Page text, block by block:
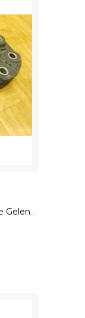
Hardyscheibe Gelenk Längswelle Gelenkscheibe BMW SGF 1229360 GAB-87